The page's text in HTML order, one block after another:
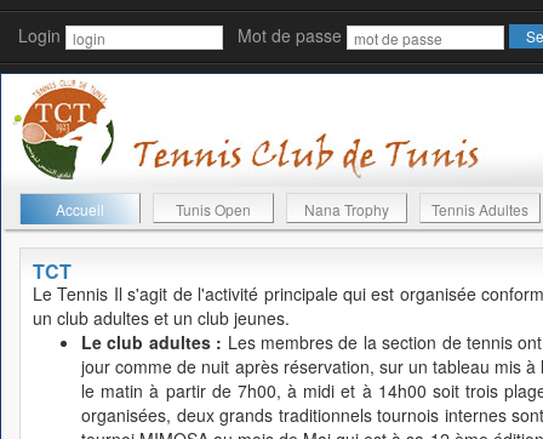
Login Mot de passe
Accueil Tunis Open Nana Trophy Tennis Adultes
TCT
Le Tennis Il s'agit de l'activité principale qui est organisée
un club adultes et un club jeunes.
Le club adultes : Les membres de la section de tennis
jour comme de nuit après réservation, sur un tableau mis
le matin à partir de 7h00, à midi et à 14h00 soit trois
organisées, deux grands traditionnels tournois internes